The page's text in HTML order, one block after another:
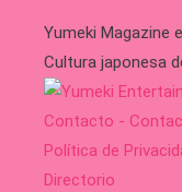
Yumeki Magazine
Cultura japonesa
Contacto -
Política de
Directorio